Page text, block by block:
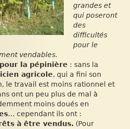
grandes et
qui poseront
des
difficultés
pour le
vendables.
la pépinière : sans la
agricole, qui a fini son
le travail est moins rationnel et
ont un peu plus de mal à
moins doués en
… cependant ils ont :
à être vendus. (Pour